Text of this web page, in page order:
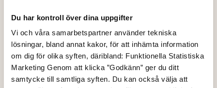
Du har kontroll över dina uppgifter
Vi och våra samarbetspartner använder tekniska
lösningar, bland annat kakor, för att inhämta information
om dig för olika syften, däribland: Funktionella Statistiska
Marketing Genom att klicka ”Godkänn” ger du ditt
samtycke till samtliga syften. Du kan också välja att